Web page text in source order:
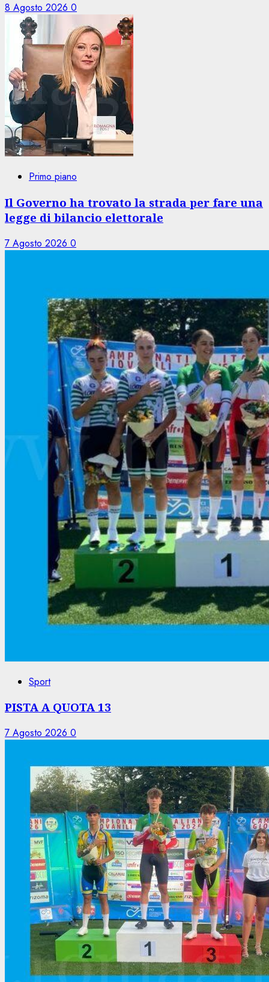
8 Agosto 2026 0
Primo piano
Il Governo ha trovato la strada per fare una
legge di bilancio elettorale
7 Agosto 2026 0
Sport
PISTA A QUOTA 13
7 Agosto 2026 0